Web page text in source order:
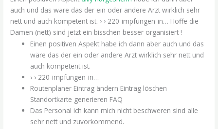
auch und das wäre das der ein oder andere Arzt wirklich sehr
nett und auch kompetent ist. › › 220-impfungen-in… Hoffe die
Damen (nett) sind jetzt ein bisschen besser organisiert !
Einen positiven Aspekt habe ich dann aber auch und das
wäre das der ein oder andere Arzt wirklich sehr nett und
auch kompetent ist.
› › 220-impfungen-in…
Routenplaner Eintrag ändern Eintrag löschen
Standortkarte generieren FAQ
Das Personal ich kann mich nicht beschweren sind alle
sehr nett und zuvorkommend.